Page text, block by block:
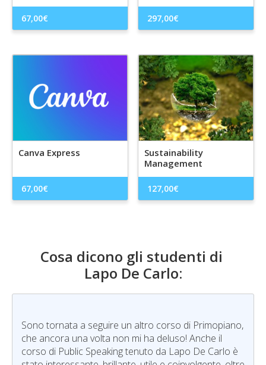
67,00€ 297,00€
Canva Express
67,00€
Sustainability
Management
127,00€
Cosa dicono gli studenti di
Lapo De Carlo:
Sono tornata a seguire un altro corso di Primopiano,
che ancora una volta non mi ha deluso! Anche il
corso di Public Speaking tenuto da Lapo De Carlo è